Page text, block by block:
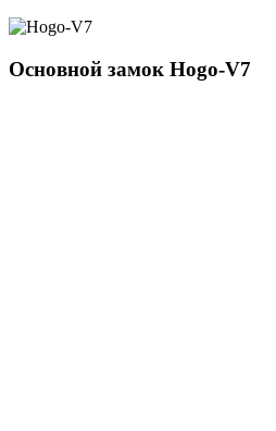
Основной замок Hogo-V7